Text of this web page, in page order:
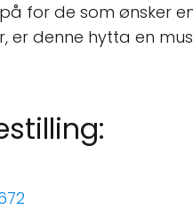
for de som ønsker
er denne hytta en